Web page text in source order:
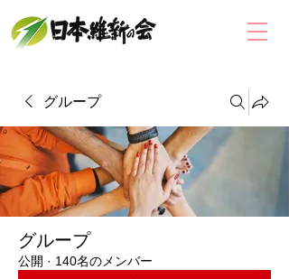
グループ
グループ
公開 · 140名のメンバー